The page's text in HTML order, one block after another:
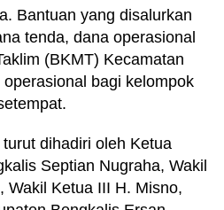
Bantuan yang disalurkan
tenda, dana operasional
(BKMT) Kecamatan
bagi kelompok
dihadiri oleh Ketua
Septian Nugraha, Wakil
Wakil Ketua III H. Misno,